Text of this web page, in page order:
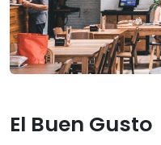
El Buen Gusto